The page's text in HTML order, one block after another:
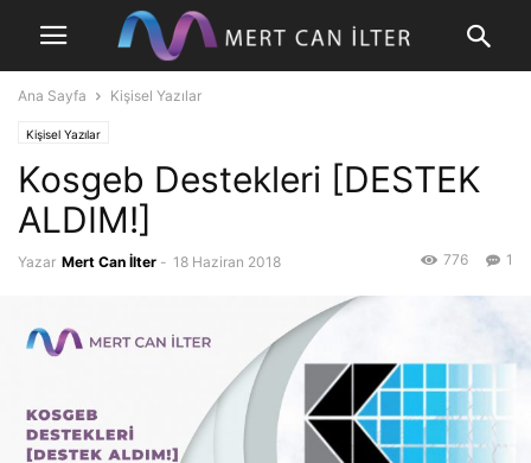
Ana Sayfa Kişisel Yazılar
Kişisel Yazılar
Kosgeb Destekleri [DESTEK
ALDIM!]
Yazar Mert Can İlter - 18 Haziran 2018 1
776